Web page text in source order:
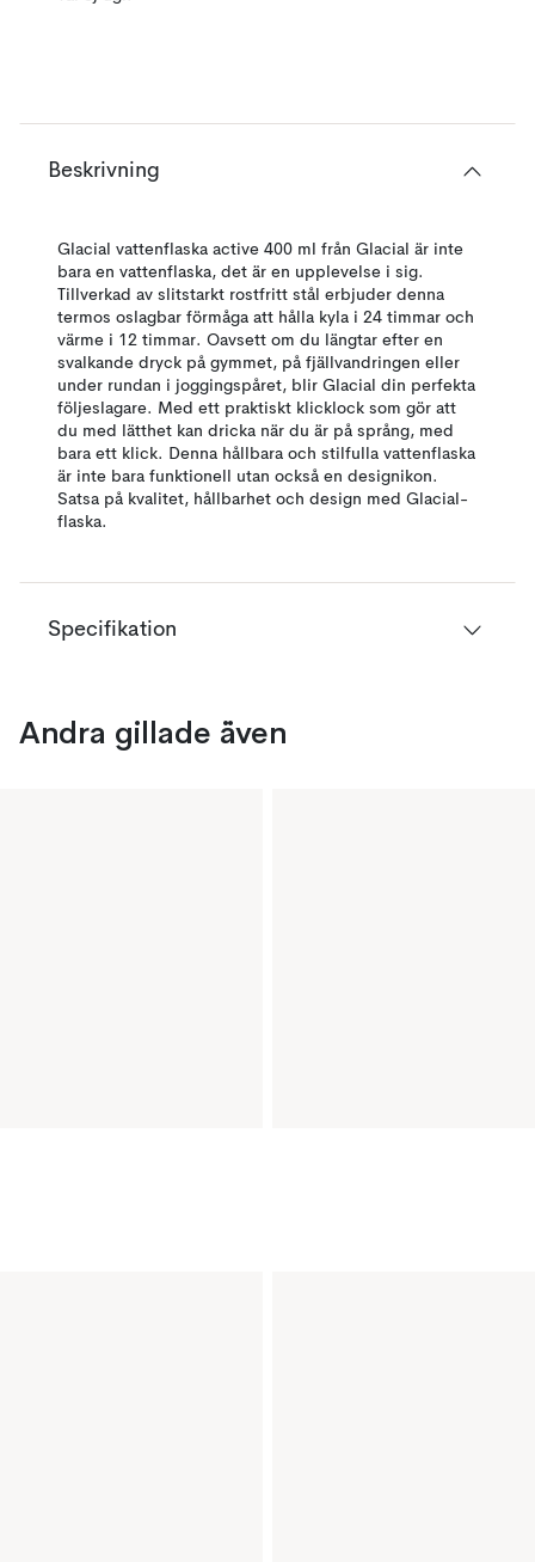
Beskrivning
Glacial vattenflaska active 400 ml från Glacial är inte
bara en vattenflaska, det är en upplevelse i sig.
Tillverkad av slitstarkt rostfritt stål erbjuder denna
termos oslagbar förmåga att hålla kyla i 24 timmar och
värme i 12 timmar. Oavsett om du längtar efter en
svalkande dryck på gymmet, på fjällvandringen eller
under rundan i joggingspåret, blir Glacial din perfekta
följeslagare. Med ett praktiskt klicklock som gör att
du med lätthet kan dricka när du är på språng, med
bara ett klick. Denna hållbara och stilfulla vattenflaska
är inte bara funktionell utan också en designikon.
Satsa på kvalitet, hållbarhet och design med Glacial-
flaska.
Specifikation
Andra gillade även